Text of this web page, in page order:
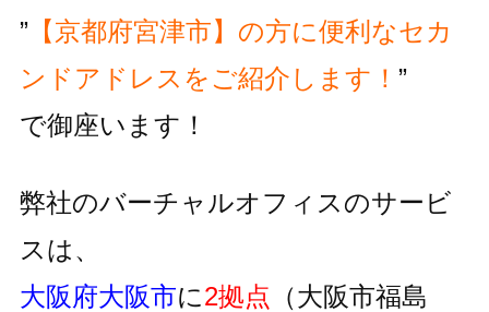
”【京都府宮津市】の方に便利なセカ
ンドアドレスをご紹介します！ ”
で御座います！
弊社のバーチャルオフィスのサービ
スは、
大阪府大阪市に2拠点 （大阪市福島